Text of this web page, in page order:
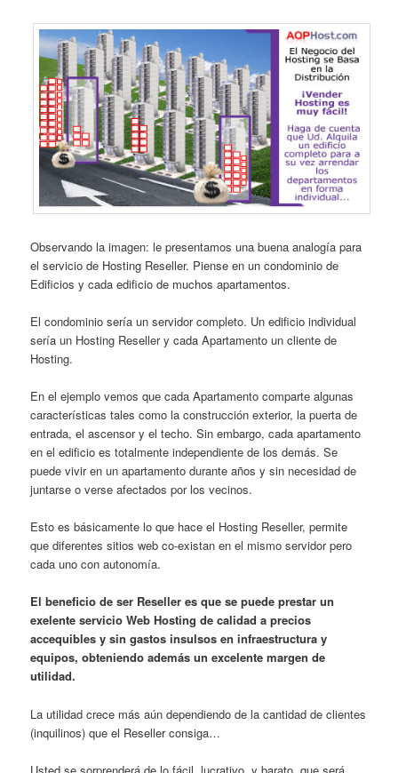
Observando la imagen: le presentamos una buena analogía para
el servicio de Hosting Reseller. Piense en un condominio de
Edificios y cada edificio de muchos apartamentos.
El condominio sería un servidor completo. Un edificio individual
sería un Hosting Reseller y cada Apartamento un cliente de
Hosting.
En el ejemplo vemos que cada Apartamento comparte algunas
características tales como la construcción exterior, la puerta de
entrada, el ascensor y el techo. Sin embargo, cada apartamento
en el edificio es totalmente independiente de los demás. Se
puede vivir en un apartamento durante años y sin necesidad de
juntarse o verse afectados por los vecinos.
Esto es básicamente lo que hace el Hosting Reseller, permite
que diferentes sitios web co-existan en el mismo servidor pero
cada uno con autonomía.
El beneficio de ser Reseller es que se puede prestar un
exelente servicio Web Hosting de calidad a precios
accequibles y sin gastos insulsos en infraestructura y
equipos, obteniendo además un excelente margen de
utilidad.
La utilidad crece más aún dependiendo de la cantidad de clientes
(inquilinos) que el Reseller consiga…
Usted se sorprenderá de lo fácil, lucrativo, y barato, que será